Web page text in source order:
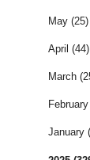
May (25)
April (44)
March
January